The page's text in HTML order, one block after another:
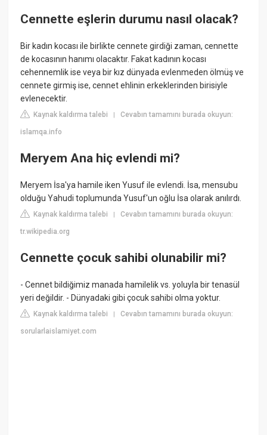
Cennette eşlerin durumu nasıl olacak?
Bir kadın kocası ile birlikte cennete girdiği zaman, cennette
de kocasının hanımı olacaktır. Fakat kadının kocası
cehennemlik ise veya bir kız dünyada evlenmeden ölmüş ve
cennete girmiş ise, cennet ehlinin erkeklerinden birisiyle
evlenecektir.
Kaynak kaldırma talebi |Cevabın tamamını burada okuyun:
islamqa.info
Meryem Ana hiç evlendi mi?
Meryem İsa'ya hamile iken Yusuf ile evlendi. İsa, mensubu
olduğu Yahudi toplumunda Yusuf'un oğlu İsa olarak anılırdı.
Kaynak kaldırma talebi |Cevabın tamamını burada okuyun:
tr.wikipedia.org
Cennette çocuk sahibi olunabilir mi?
- Cennet bildiğimiz manada hamilelik vs. yoluyla bir tenasül
yeri değildir. - Dünyadaki gibi çocuk sahibi olma yoktur.
Kaynak kaldırma talebi |Cevabın tamamını burada okuyun:
sorularlaislamiyet.com